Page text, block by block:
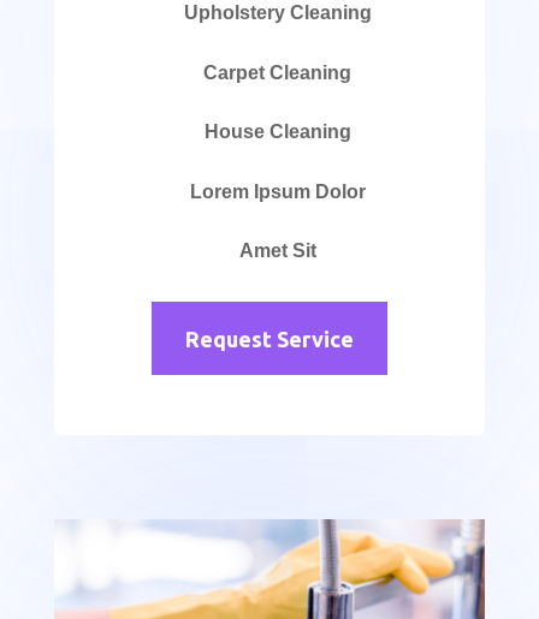
Upholstery Cleaning
Carpet Cleaning
House Cleaning
Lorem Ipsum Dolor
Amet Sit
Request Service